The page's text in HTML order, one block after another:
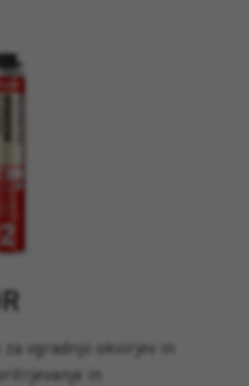
za vgradnjo okvirjev in
in